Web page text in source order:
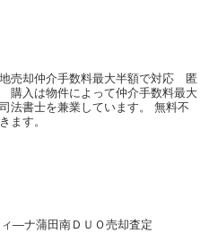
売却仲介手数料最大半額で対応 匿
購入は物件によって仲介手数料最大
法書士を兼業しています。 無料不
ます。
―ナ蒲田南ＤＵＯ売却査定